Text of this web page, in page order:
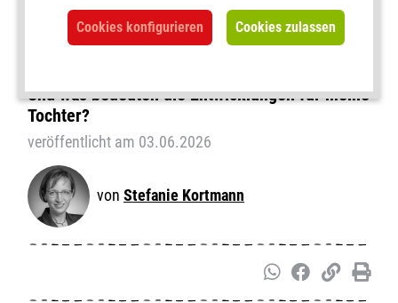
Künstliche Intelligenz ist angekommen, auch in
den Klassenzimmern unserer Kinder. Unsere
Und was bedeuten die Entwicklungen für meine
Tochter?
veröffentlicht am 03.06.2026
Stefanie Kortmann
Cookies konfigurieren Cookies zulassen